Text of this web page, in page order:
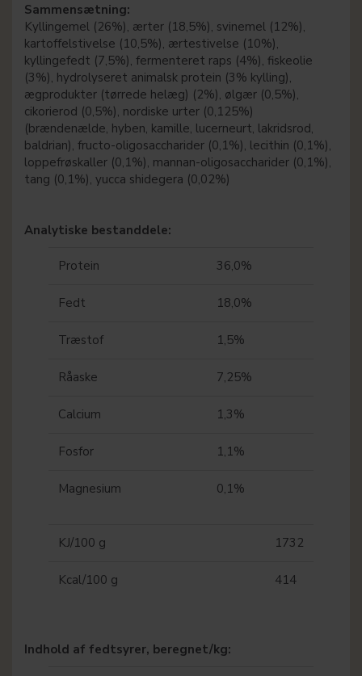
Sammensætning:
Kyllingemel (26%), ærter (18,5%), svinemel (12%),
kartoffelstivelse (10,5%), ærtestivelse (10%),
kyllingefedt (7,5%), fermenteret raps (4%), fiskeolie
(3%), hydrolyseret animalsk protein (3% kylling),
ægprodukter (tørrede helæg) (2%), ølgær (0,5%),
cikorierod (0,5%), nordiske urter (0,125%)
(brændenælde, hyben, kamille, lucerneurt, lakridsrod,
baldrian), fructo-oligosaccharider (0,1%), lecithin (0,1%),
loppefrøskaller (0,1%), mannan-oligosaccharider (0,1%),
tang (0,1%), yucca shidegera (0,02%)
Analytiske bestanddele:
Protein 36,0%
Fedt 18,0%
Træstof 1,5%
Råaske 7,25%
Calcium 1,3%
Fosfor 1,1%
Magnesium 0,1%
KJ/100 g 1732
Kcal/100 g 414
Indhold af fedtsyrer, beregnet/kg: